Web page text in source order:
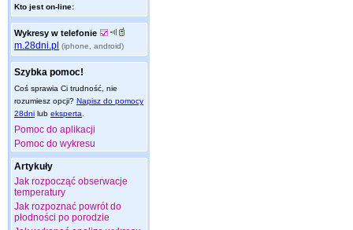
Kto jest on-line:
Wykresy w telefonie
m.28dni.pl (iphone, android)
Szybka pomoc!
Coś sprawia Ci trudność, nie
rozumiesz opcji? Napisz do pomocy
28dni lub eksperta
Pomoc do aplikacji
Pomoc do wykresu
Artykuły
Jak rozpocząć obserwacje
temperatury
Jak rozpoznać powrót do
płodności po porodzie